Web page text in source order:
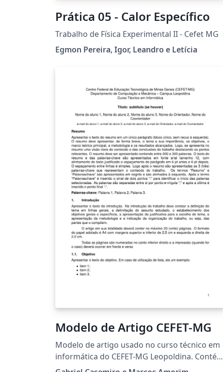
Prática 05 - Calor Específico
Trabalho de Física Experimental II - Cefet MG
Egmon Pereira, Igor, Leandro e Letícia
Modelo de Artigo CEFET-MG
Modelo de artigo usado no curso técnico em
informática do CEFET-MG Leopoldina. Contém
instruções a respeito da utilização. Article